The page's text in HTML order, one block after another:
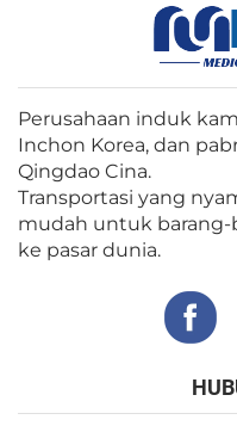
Perusahaan induk
Inchon Korea, dan
Qingdao Cina.
Transportasi yang
mudah untuk barang-
ke pasar dunia.